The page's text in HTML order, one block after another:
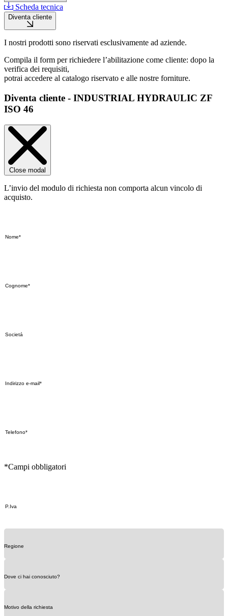
Scheda tecnica
Diventa cliente
I nostri prodotti sono riservati esclusivamente ad aziende.
Compila il form per richiedere l’abilitazione come cliente: dopo la
verifica dei requisiti,
potrai accedere al catalogo riservato e alle nostre forniture.
Diventa cliente - INDUSTRIAL HYDRAULIC ZF
ISO 46
Close modal
L’invio del modulo di richiesta non comporta alcun vincolo di
acquisto.
*Campi obbligatori